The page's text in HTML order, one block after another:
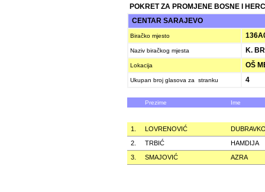
POKRET ZA PROMJENE BOSNE I
CENTAR SARAJEVO
Biračko mjesto
Naziv biračkog mjesta K.
Lokacija OŠ
Ukupan broj glasova za stranku 4
Prezime Ime
1. LOVRENOVIĆ
2.
TRBIĆ
HAMDIJA
3.
SMAJOVIĆ AZRA